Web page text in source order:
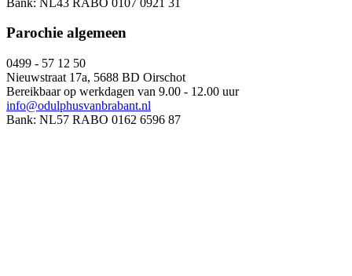
Parochie algemeen
0499 - 57 12 50
Nieuwstraat 17a, 5688 BD Oirschot
Bereikbaar op werkdagen van 9.00 - 12.00 uur
info@odulphusvanbrabant.nl
Bank: NL57 RABO 0162 6596 87